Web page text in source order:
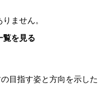
ません。
覧を見る
目指す姿と方向を示した